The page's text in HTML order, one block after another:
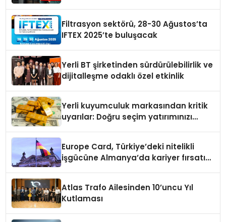
Filtrasyon sektörü, 28-30 Ağustos’ta
IFTEX 2025’te buluşacak
Yerli BT şirketinden sürdürülebilirlik ve
dijitalleşme odaklı özel etkinlik
Yerli kuyumculuk markasından kritik
uyarılar: Doğru seçim yatırımınızı
Europe Card, Türkiye’deki nitelikli
işgücüne Almanya’da kariyer fırsatı
Atlas Trafo Ailesinden 10’uncu Yıl
Kutlaması